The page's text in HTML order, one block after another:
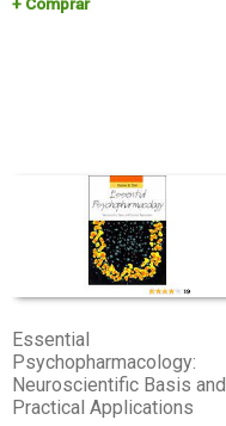
Comprar
Essential
Psychopharmacology:
Neuroscientific Basis and
Practical Applications